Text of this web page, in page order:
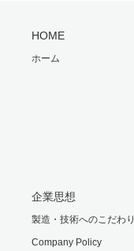
HOME
ホーム
企業思想
製造・技術へのこだわり
Company Policy